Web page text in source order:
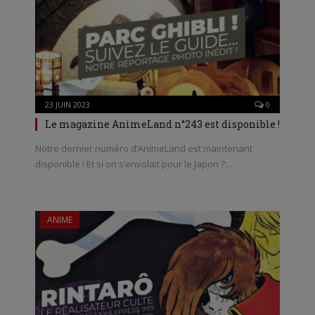
23 JUIN 2023 0
Le magazine AnimeLand n°243 est disponible !
Notre dernier numéro d’AnimeLand est maintenant
disponible ! Et si on s’envolait pour le Japon ?…
ANIME